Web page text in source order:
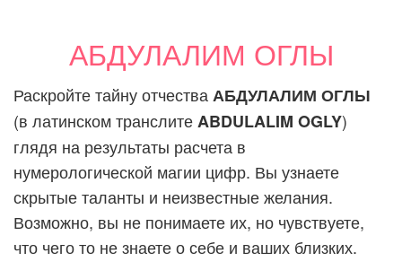
АБДУЛАЛИМ ОГЛЫ
Раскройте тайну отчества АБДУЛАЛИМ ОГЛЫ
(в латинском транслитеABDULALIM OGLY)
глядя на результаты расчета в
нумерологической магии цифр. Вы узнаете
скрытые таланты и неизвестные желания.
Возможно, вы не понимаете их, но чувствуете,
что чего то не знаете о себе и ваших близких.